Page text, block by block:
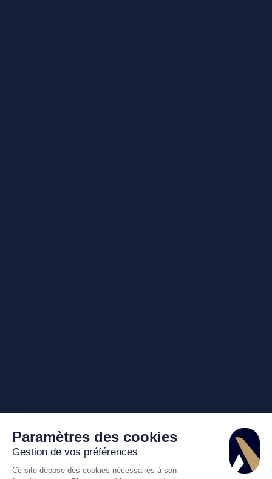
Paramètres des cookies
Gestion de vos préférences
Ce site dépose des cookies nécessaires à son